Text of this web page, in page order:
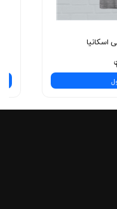
همین حالا انتخاب
اسکانیا